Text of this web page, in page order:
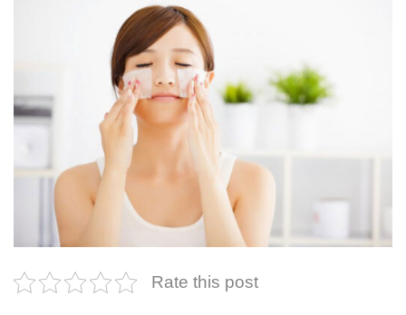
Rate this post